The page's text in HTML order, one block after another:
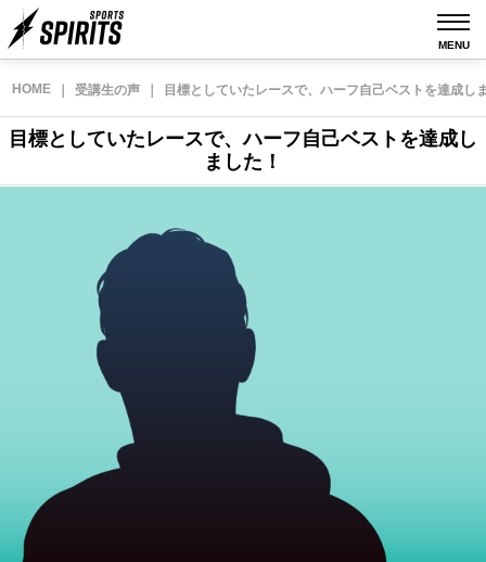
MENU
HOME 受講生の声 目標としていたレースで、ハーフ自己ベストを達成し
目標としていたレースで、ハーフ自己ベストを達成し
ました！